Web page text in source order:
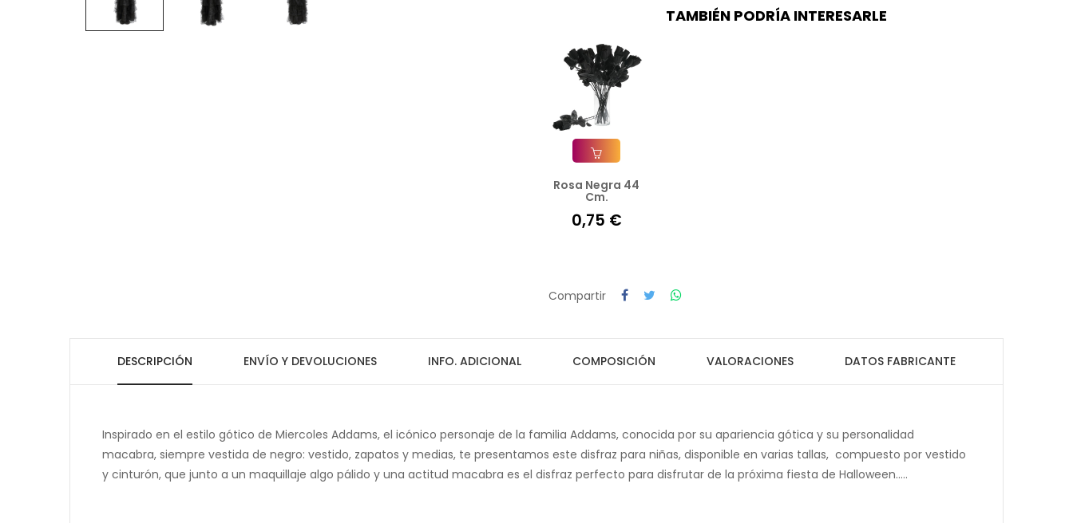
TAMBIÉN PODRÍA INTERESARLE
Añadir A La Cesta
Rosa Negra 44
Cm.
0,75 €
Compartir
DESCRIPCIÓN ENVÍO Y DEVOLUCIONES INFO. ADICIONAL COMPOSICIÓN VALORACIONES DATOS FABRICANTE
Inspirado en el estilo gótico de Miercoles Addams, el icónico personaje de la familia Addams, conocida por su apariencia gótica y su personalidad
macabra, siempre vestida de negro: vestido, zapatos y medias, te presentamos este disfraz para niñas, disponible en varias tallas, compuesto por vestido
y cinturón, que junto a un maquillaje algo pálido y una actitud macabra es el disfraz perfecto para disfrutar de la próxima fiesta de Halloween.....